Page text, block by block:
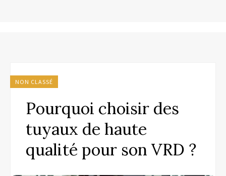
NON CLASSÉ
Pourquoi choisir des
tuyaux de haute
qualité pour son VRD ?